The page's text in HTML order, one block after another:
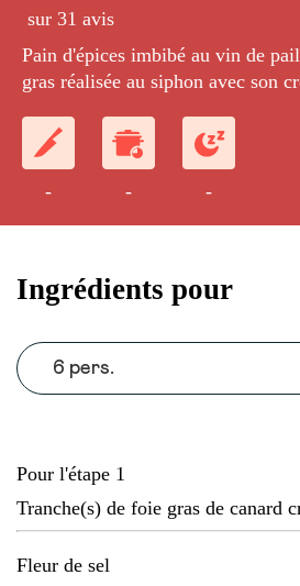
sur 31 avis
Pain d'épices imbibé au vin de
gras réalisée au siphon avec son
- - -
Ingrédients pour
6 pers.
Pour l'étape 1
Tranche(s) de foie gras de canard
Fleur de sel